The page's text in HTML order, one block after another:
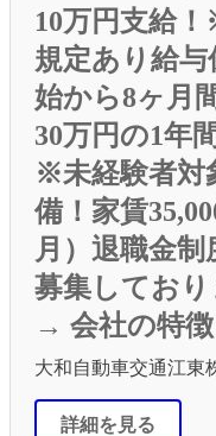
10万円支給
規定あり給与
始から8ヶ月
30万円の1年
※未経験者対
備！家賃
月）退職金
募集してお
→ 会社の特
大和自動車交通江東
詳細を見る